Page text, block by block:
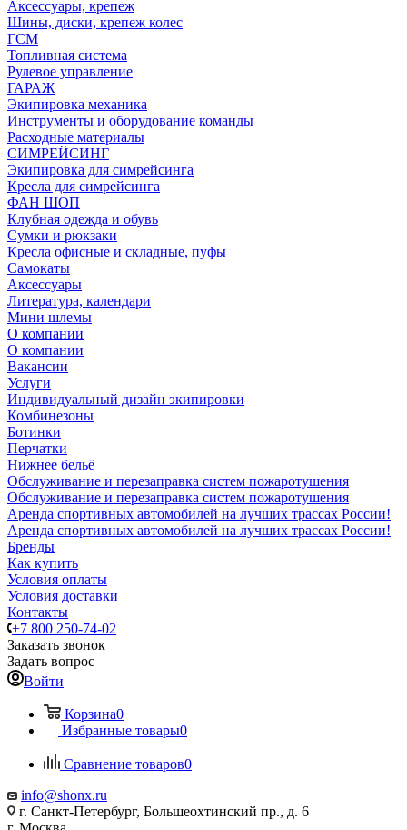
Аксессуары, крепеж
Шины, диски, крепеж колес
ГСМ
Топливная система
Рулевое управление
ГАРАЖ
Экипировка механика
Инструменты и оборудование команды
Расходные материалы
СИМРЕЙСИНГ
Экипировка для симрейсинга
Кресла для симрейсинга
ФАН ШОП
Клубная одежда и обувь
Сумки и рюкзаки
Кресла офисные и складные, пуфы
Самокаты
Аксессуары
Литература, календари
Мини шлемы
О компании
О компании
Вакансии
Услуги
Индивидуальный дизайн экипировки
Комбинезоны
Ботинки
Перчатки
Нижнее бельё
Обслуживание и перезаправка систем пожаротушения
Обслуживание и перезаправка систем пожаротушения
Аренда спортивных автомобилей на лучших трассах России!
Аренда спортивных автомобилей на лучших трассах России!
Бренды
Как купить
Условия оплаты
Условия доставки
Контакты
+7 800 250-74-02
Заказать звонок
Задать вопрос
Войти
Корзина0
Избранные товары0
Сравнение товаров0
info@shonx.ru
г. Санкт-Петербург, Большеохтинский пр., д. 6